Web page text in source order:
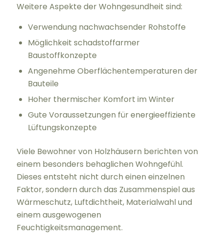
Weitere Aspekte der Wohngesundheit sind:
Verwendung nachwachsender Rohstoffe
Möglichkeit schadstoffarmer
Baustoffkonzepte
Angenehme Oberflächentemperaturen der
Bauteile
Hoher thermischer Komfort im Winter
Gute Voraussetzungen für energieeffiziente
Lüftungskonzepte
Viele Bewohner von Holzhäusern berichten von
einem besonders behaglichen Wohngefühl.
Dieses entsteht nicht durch einen einzelnen
Faktor, sondern durch das Zusammenspiel aus
Wärmeschutz, Luftdichtheit, Materialwahl und
einem ausgewogenen
Feuchtigkeitsmanagement.